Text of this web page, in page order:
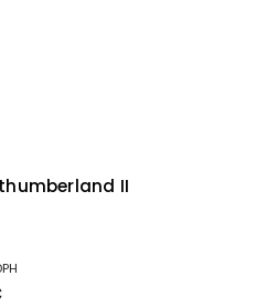
II